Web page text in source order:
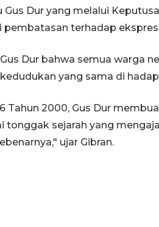
Dur yang melalui
terhadap
Dur bahwa semua warga
yang sama di
Tahun 2000, Gus Dur
tonggak sejarah yang
ujar Gibran.